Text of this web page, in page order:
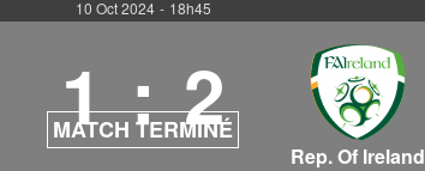
10 Oct 2024 - 18h45
1 : 2
MATCH TERMINÉ
Rep. Of Ireland